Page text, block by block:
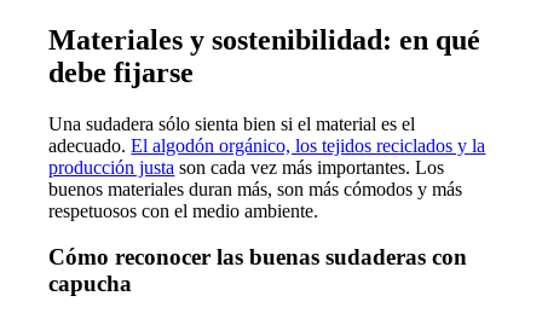
Materiales y sostenibilidad: en qué
debe fijarse
Una sudadera sólo sienta bien si el material es el
adecuado.El algodón orgánico, los tejidos reciclados y la
producción justa son cada vez más importantes. Los
buenos materiales duran más, son más cómodos y más
respetuosos con el medio ambiente.
Cómo reconocer las buenas sudaderas con
capucha